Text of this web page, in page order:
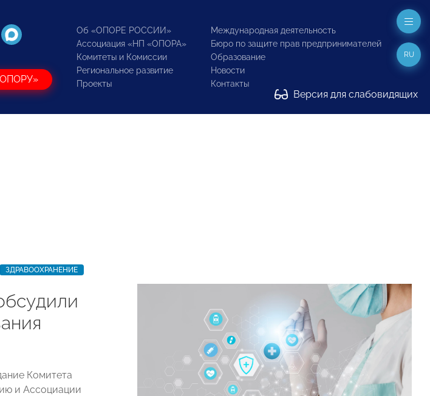
Об «ОПОРЕ РОССИИ»
Ассоциация «НП «ОПОРА»
Комитеты и Комиссии
Региональное развитие
Проекты
Международная деятельность
Бюро по защите прав предпринимателей
Образование
Новости
Контакты
Версия для слабовидящих
RU
ЗДРАВООХРАНЕНИЕ
Комитета
и Ассоциации